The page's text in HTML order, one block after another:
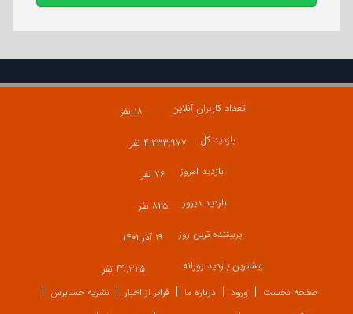
تعداد کاربران آنلاین
۱۸ نفر
بازدید کل
۴,۲۳۳,۹۷۷ نفر
بازدید امروز
۷۶ نفر
بازدید دیروز
۸۲۵ نفر
پربیننده ترین روز
۱۹ آذر ۱۴۰۱
بیشترین بازدید روزانه
۴۹,۳۲۵ نفر
صفحه نخست
ورود درباره ما فراتر از اخبار
نشریه حسابرس